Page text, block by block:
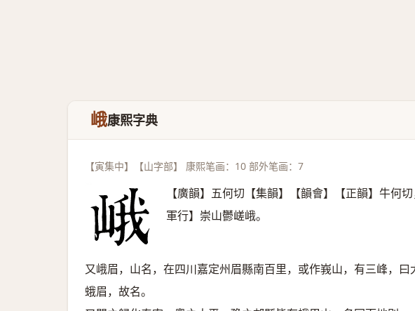
峨康熙字典
【寅集中】【山字部】 康熙笔画：10 部外笔画：7
【廣韻】五何切【集韻】【韻會】【正韻】牛何切
軍行】崇山鬱嵯峨。
又峨眉，山名，在四川嘉定州眉縣南百里，或作峩山，有三峰，
蛾眉，故名。